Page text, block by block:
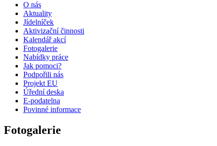
O nás
Aktuality
Jídelníček
Aktivizační činnosti
Kalendář akcí
Fotogalerie
Nabídky práce
Jak pomoci?
Podpořili nás
Projekt EU
Úřední deska
E-podatelna
Povinné informace
Fotogalerie